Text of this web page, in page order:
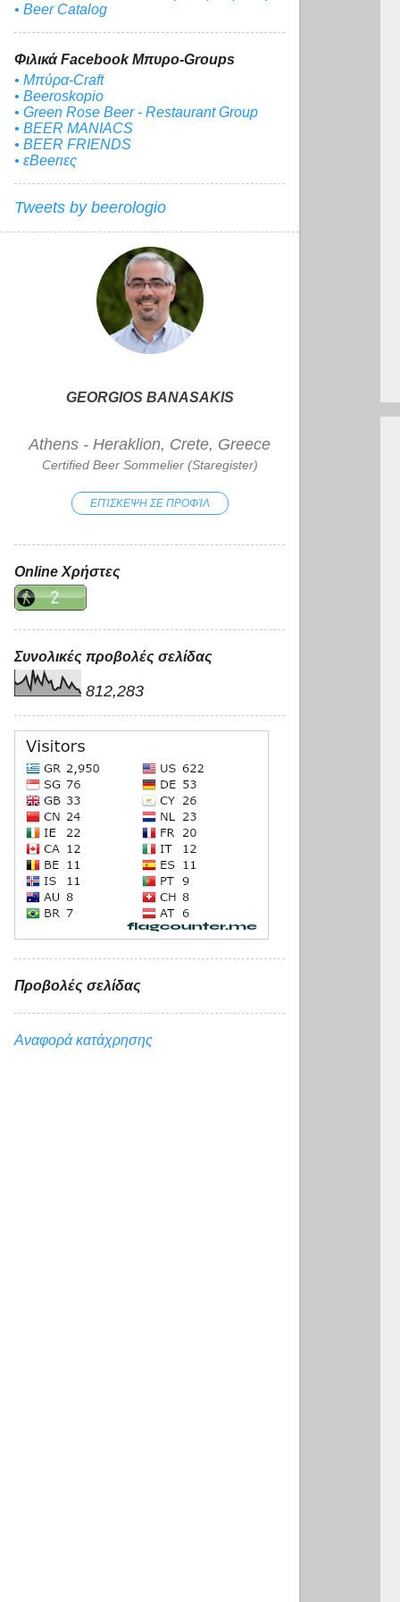
• Beer Catalog
Φιλικά Facebook Μπυρο-Groups
• Μπύρα-Craft
• Beeroskopio
• Green Rose Beer - Restaurant Group
• BEER MANIACS
• BEER FRIENDS
• εBeerιες
Tweets by beerologio
GEORGIOS BANASAKIS
Athens - Heraklion, Crete, Greece
Certified Beer Sommelier (Staregister)
ΕΠΊΣΚΕΨΗ ΣΕ ΠΡΟΦΊΛ
Online Χρήστες
Συνολικές προβολές σελίδας
812,283
Προβολές σελίδας
Αναφορά κατάχρησης